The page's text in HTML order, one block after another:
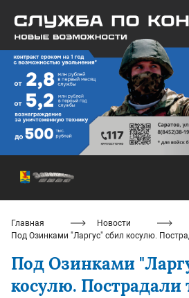
Главная
Новости
Под Озинками "Ларгус" сбил косулю.
Под Озинками
косулю. Пострадали